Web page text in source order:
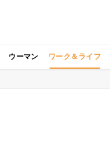
ウーマン ワーク＆ライフ